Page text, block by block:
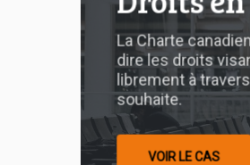
mobilité
La Charte
dire les droits
librement à
souhaite.
VOIR LE CAS